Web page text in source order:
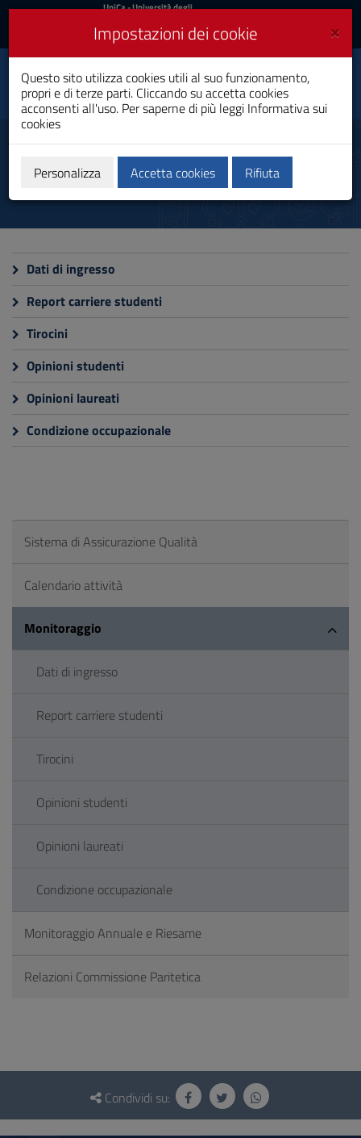
Vai
al
navigazione
sito
al
Footer
UniCa
Accedi
UniCa- Università degli
Accedi UniCA News
Toggle
navigation
Scienze delle Pubbliche
Amministrazioni
Laurea Magistrale
Monitoraggio
Dati di ingresso
Report carriere studenti
Tirocini
Opinioni studenti
Opinioni laureati
Condizione occupazionale
Sistema di Assicurazione Qualità
Calendario attività
Monitoraggio
Dati di ingresso
Report carriere studenti
Tirocini
Opinioni studenti
Opinioni laureati
Condizione occupazionale
Monitoraggio Annuale e Riesame
Relazioni Commissione Paritetica
Questionario
social
Condividi su:
×
Impostazioni dei cookie
Questo sito utilizza cookies utili al suo funzionamento,
propri e di terze parti. Cliccando su accetta cookies
acconsenti all'uso. Per saperne di più leggi Informativa sui
cookies
Personalizza Accetta cookies Rifiuta